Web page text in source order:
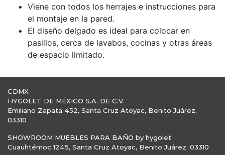
Viene con todos los herrajes e instrucciones para
el montaje en la pared.
El diseño delgado es ideal para colocar en
pasillos, cerca de lavabos, cocinas y otras áreas
de espacio limitado.
CDMX
HYGOLET DE MÉXICO S.A. DE C.V.
Emiliano Zapata 452, Santa Cruz Atoyac, Benito Juárez,
03310
SHOWROOM MUEBLES PARA BAÑO by hygolet
Cuauhtémoc 1245, Santa Cruz Atoyac, Benito Juárez, 03310